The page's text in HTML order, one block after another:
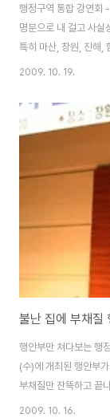
행정구역 통합 강연회
명분으로 내 걸고 사실
특히 마산, 창원, 진해,
지역민들의 감정을 자
체는 행안부 주도로 원
중단하라는 입장이며,
마산, 창원, 진행, 함
다. ▲ 현행법상 불가
있다 현재 행안부 주도
2009. 10. 19.
불난 집에 부채질
행안부만 쳐다보는 행
(수)에 개최된 행안부
부채질만 잔뜩하고 끝
분오열하기 시작한 것
2009. 10. 16.